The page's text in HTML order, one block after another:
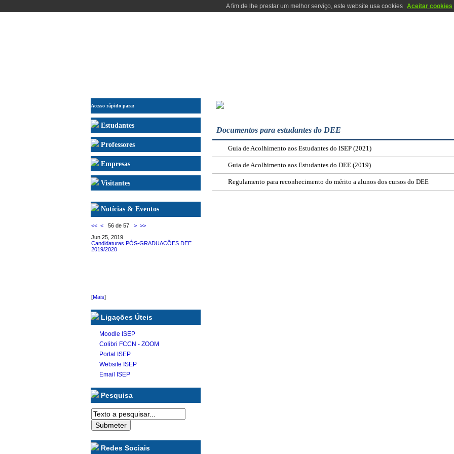
A fim de lhe prestar um melhor serviço, este website usa cookies Aceitar cookies
Acesso rápido para:
Estudantes
Professores
Empresas
Visitantes
Notícias & Eventos
<< < 56 de 57 > >>
Jun 25, 2019
Candidaturas PÓS-GRADUACÕES DEE
2019/2020
[Mais]
Ligações Úteis
Moodle ISEP
Colibri FCCN - ZOOM
Portal ISEP
Website ISEP
Email ISEP
Pesquisa
Redes Sociais
Documentos para estudantes do DEE
Guia de Acolhimento aos Estudantes do ISEP (2021)
Guia de Acolhimento aos Estudantes do DEE (2019)
Regulamento para reconhecimento do mérito a alunos dos cursos do DEE